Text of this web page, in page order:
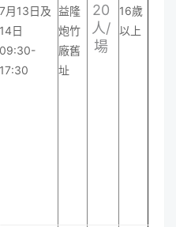
7月13日及
14日
09:30-
17:30
益隆
炮竹
廠舊
址
20
人/
場
16歲
以上